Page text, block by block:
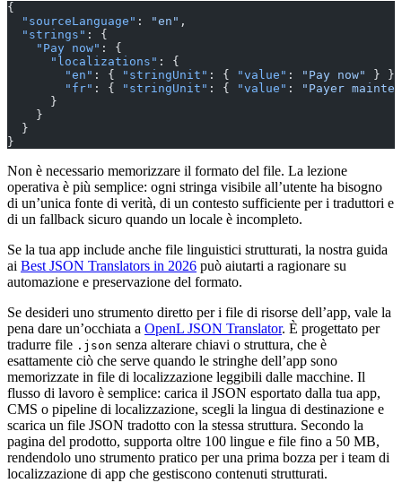
{
  "sourceLanguage"
: "en" ,
  "strings"
: {
    "Pay now"
: {
      "localizations"
: {
        "en"
: { "stringUnit" : { "value" : "Pay now"
} },
        "fr"
: { "stringUnit" : { "value" :
"Payer
      }
    }
  }
}
Non è necessario memorizzare il formato del file. La lezione
operativa è più semplice: ogni stringa visibile all’utente ha bisogno
di un’unica fonte di verità, di un contesto sufficiente per i traduttori e
di un fallback sicuro quando un locale è incompleto.
Se la tua app include anche file linguistici strutturati, la nostra guida
ai Best JSON Translators in 2026 può aiutarti a ragionare su
automazione e preservazione del formato.
Se desideri uno strumento diretto per i file di risorse dell’app, vale la
pena dare un’occhiata a OpenL JSON Translator. È progettato per
tradurre file .json senza alterare chiavi o struttura, che è
esattamente ciò che serve quando le stringhe dell’app sono
memorizzate in file di localizzazione leggibili dalle macchine. Il
flusso di lavoro è semplice: carica il JSON esportato dalla tua app,
CMS o pipeline di localizzazione, scegli la lingua di destinazione e
scarica un file JSON tradotto con la stessa struttura. Secondo la
pagina del prodotto, supporta oltre 100 lingue e file fino a 50 MB,
rendendolo uno strumento pratico per una prima bozza per i team di
localizzazione di app che gestiscono contenuti strutturati.